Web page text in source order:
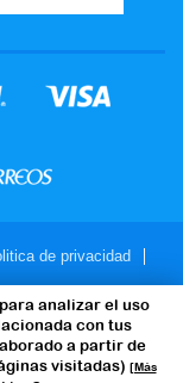
analizar el uso
con tus
a partir de
visitadas) [Más
de privacidad